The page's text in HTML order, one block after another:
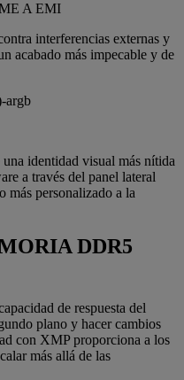
A EMI
interferencias externas y
acabado más impecable y de
identidad visual más nítida
a través del panel lateral
más personalizado a la
DDR5
de respuesta del
plano y hacer cambios
con XMP proporciona a los
más allá de las